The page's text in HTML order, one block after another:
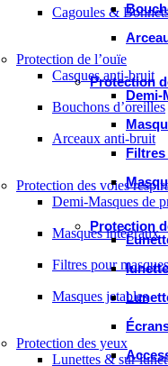
Protection
Demi-
Protection
Cagoules &
Protection de l’ouïe
Casques anti-bruit
Bouchons d’oreilles
Arceaux anti-bruit
Protection des voies
Demi-Masques de
Masques intégraux
Filtres pour masques
Masques jetables
Protection des yeux
Lunettes & sur